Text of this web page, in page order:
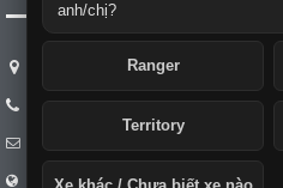
253B Quang Trung,
0818111987
Fordbinhtrithien.com
anh/chị?
Ranger
Territory